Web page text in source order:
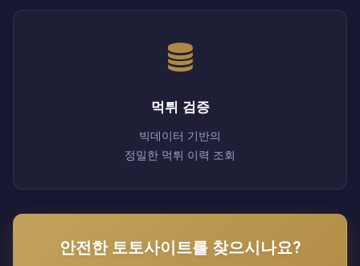
먹튀 검증
빅데이터 기반의
정밀한 먹튀 이력 조회
안전한 토토사이트를 찾으시나요?